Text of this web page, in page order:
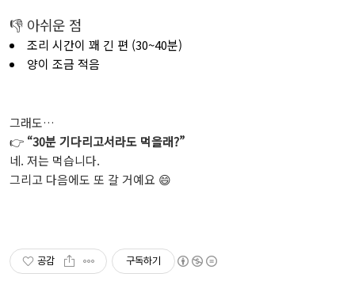
👎 아쉬운 점
조리 시간이 꽤 긴 편 (30~40분)
양이 조금 적음
그래도…
👉 “30분 기다리고서라도 먹을래?”
네. 저는 먹습니다.
그리고 다음에도 또 갈 거예요 😄
공감 구독하기